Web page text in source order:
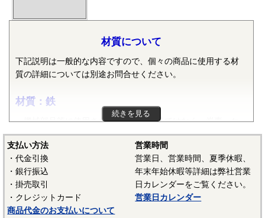
材質について
下記説明は一般的な内容ですので、個々の商品に使用する材
質の詳細については別途お問合せください。
材質：鉄
機械部品等に使用される鉄は純粋な鉄ではなく、炭素・ケ
イ素・マンガン・リン・硫黄等の元素が含まれた普通鋼や普
通鋼に特殊な元素が加えられた特殊鋼が使用されます。ボル
ト、小ねじ、タッピンねじ、ナット、リベット等では冷間圧
造用炭素鋼線（SWCH）がよく使用されます。平座金等は冷
間圧延鋼板（SPCC）等、ばね座金等は硬鋼線（SWRH）等、
スプリングピンや歯付き座金等はみがき特殊帯鋼（S60CM～
S70CM）等でメーカーや製品毎で様々な材質が使用されてい
続きを見る
支払い方法
・代金引換
・銀行振込
・掛売取引
・クレジットカード
商品代金のお支払いについて
営業時間
営業日、営業時間、夏季休暇、
年末年始休暇等詳細は弊社営業
日カレンダーをご覧ください。
営業日カレンダー